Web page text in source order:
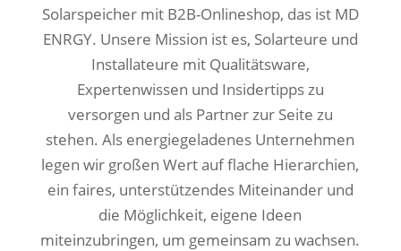
Solarspeicher mit B2B-Onlineshop, das ist MD
ENRGY. Unsere Mission ist es, Solarteure und
Installateure mit Qualitätsware,
Expertenwissen und Insidertipps zu
versorgen und als Partner zur Seite zu
stehen. Als energiegeladenes Unternehmen
legen wir großen Wert auf flache Hierarchien,
ein faires, unterstützendes Miteinander und
die Möglichkeit, eigene Ideen
miteinzubringen, um gemeinsam zu wachsen.